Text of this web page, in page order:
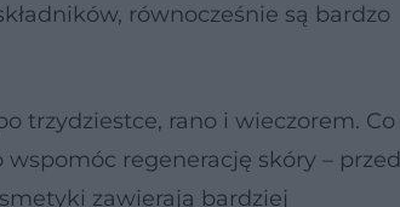
równocześnie są bardzo
trzydziestce, rano i wieczorem. Co
regenerację skóry – przed
zawierają bardziej